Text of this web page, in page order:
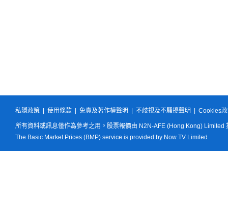
私隱政策 使用條款 免責及著作權聲明 不歧視及不騷擾聲明 Cookies
所有資料或訊息僅作為參考之用。股票報價由 N2N-AFE (Hong Kong) Limited
The Basic Market Prices (BMP) service is provided by Now TV Limited